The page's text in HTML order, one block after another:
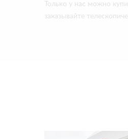
Только у нас можно
заказывайте